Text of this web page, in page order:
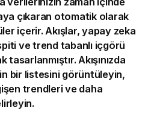
çıkaran otomatik olarak
içerir. Akışlar, yapay zeka
ve trend tabanlı içgörü
Akışınızda
bir listesini görüntüleyin,
trendleri ve daha